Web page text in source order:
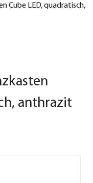
Cube LED, quadratisch,
anthrazit